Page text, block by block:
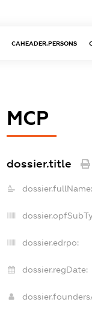
CAHEADER.PERSONS
МСР
dossier.title
dossier.fullName:
dossier.edrpo:
dossier.regDate: